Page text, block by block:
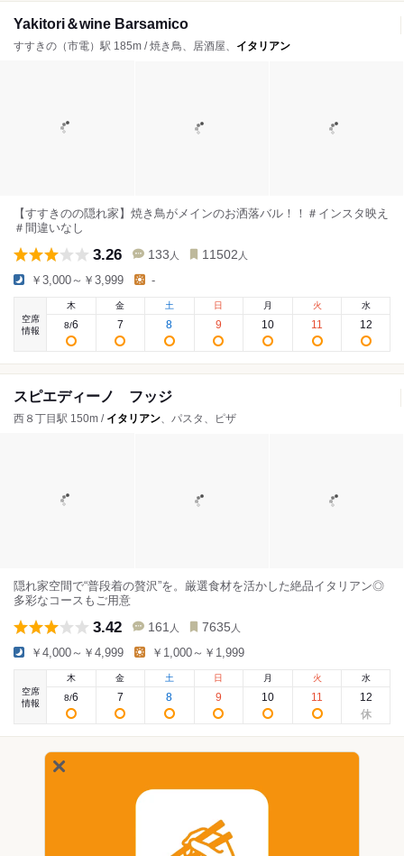
Yakitori＆wine Barsamico
すすきの（市電）駅 185m / 焼き鳥、居酒屋、 イタリアン
【すすきのの隠れ家】焼き鳥がメインのお洒落バル！！＃インスタ映え
＃間違いなし
3.26 133 人 11502 人
￥3,000～￥3,999 -
空席
情報
木
8/6
金
7
土
8
日
9
月
10
火
11
水
12
スピエディーノ フッジ
西８丁目駅 150m / イタリアン、パスタ、ピザ
隠れ家空間で“普段着の贅沢”を。厳選食材を活かした絶品イタリアン◎
多彩なコースもご用意
3.42 161 人 7635 人
￥4,000～￥4,999 ￥1,000～￥1,999
空席
情報
木
8/6
金
7
土
8
日
9
月
10
火
11
水
12